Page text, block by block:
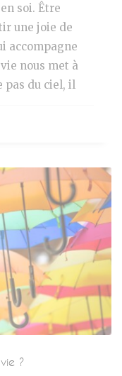
soi. Être
une joie de
accompagne
nous met à
pas du ciel, il
?